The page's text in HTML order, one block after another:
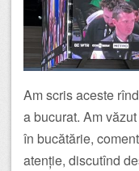
Am scris aceste
a bucurat. Am
în bucătărie,
atenție, discutînd